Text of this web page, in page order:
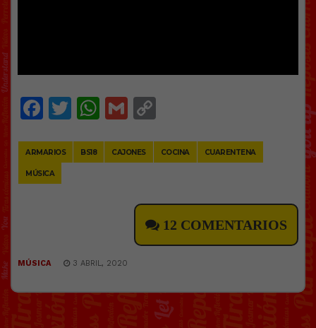
Facebook
Twitter
WhatsApp
Gmail
ARMARIOS BS18 CAJONES COCINA CUARENTENA
MÚSICA
12 COMENTARIOS
MÚSICA 3 ABRIL, 2020